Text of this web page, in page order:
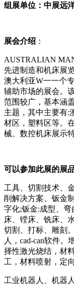
组展单位 ： 中展远
展会介绍 ：
AUSTRALIAN
先进制造和机床展
澳大利亚W一一个
辅助市场的展会。
范围较广，基本涵
主题，其中主要有:
材区，塑料区等。
械、数控机床展示
可以参加此展的展
工具、切割技术、
削解决方案、钣金
字化;钣金:成型、
床、镗床、铣床、
切割、打标、雕刻
人，cad-can软件
择性激光烧结，材
工，材料喷射，定
工业机器人、机器